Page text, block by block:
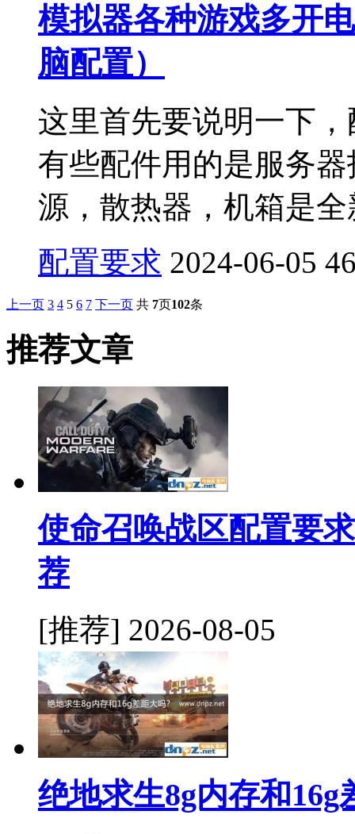
模拟器各种游戏多开
脑配置）
这里首先要说明一下
有些配件用的是服务
源，散热器，机箱是全
配置要求 2024-06-05
上一页 3 4 5 6 7 下一页 共 7页102条
推荐文章
使命召唤战区配置要
荐
[推荐] 2026-08-05
绝地求生8g内存和16g